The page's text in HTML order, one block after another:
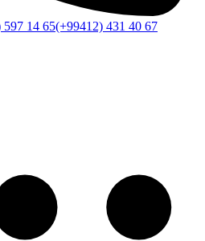
597 14 65(+99412) 431 40 67